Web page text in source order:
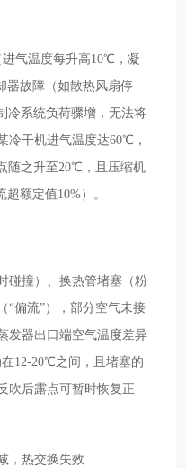
气温度每升高10℃，凝
器故障（如散热风扇停
冷系统负荷骤增，无法将
冷干机进气温度达60℃，
随之升至20℃，且压缩机
额定值10%）。
碰撞）、换热管堵塞（粉
“偏流”），部分空气未接
发器出口端空气温度差异
12-20℃之间，且堵塞的
吹后露点可暂时恢复正
，热交换失效